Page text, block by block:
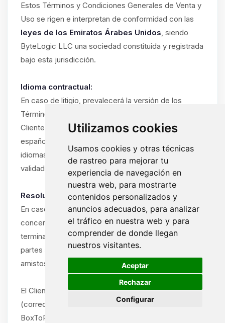
Utilizamos cookies
Usamos cookies y otras técnicas
de rastreo para mejorar tu
experiencia de navegación en
nuestra web, para mostrarte
contenidos personalizados y
anuncios adecuados, para analizar
el tráfico en nuestra web y para
comprender de donde llegan
nuestros visitantes.
Aceptar
Rechazar
Configurar
Estos Términos y Condiciones Generales de Venta y
Uso se rigen e interpretan de conformidad con las
leyes de los Emiratos Árabes Unidos, siendo
ByteLogic LLC una sociedad constituida y registrada
bajo esta jurisdicción.
Idioma contractual:
En caso de litigio, prevalecerá la versión de los
Términos y Condiciones en el idioma utilizado por el
Cliente durante la suscripción (francés, inglés o
español). Si el Cliente ha utilizado el sitio en varios
idiomas, prevalecerá el idioma del último pedido
validado.
Resolución amistosa obligatoria:
En caso de disputa entre el Cliente y ByteLogic
concerniente a la interpretación, ejecución o
terminación de estos Términos y Condiciones, las
partes se comprometen a intentar resolver la disputa
amistosamente antes de cualquier acción legal.
El Cliente debe notificar la disputa por escrito
(correo electrónico o carta certificada) al soporte de
BoxToPlay.com, describiendo la naturaleza del
🍪